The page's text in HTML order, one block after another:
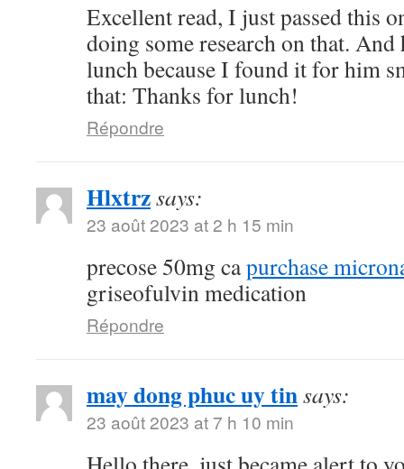
Excellent read, I just passed this
doing some research on that.
lunch because I found it for him
that: Thanks for lunch!
Répondre
Hlxtrzsays:
23 août 2023 at 2 h 15 min
precose 50mg capurchase
griseofulvin medication
Répondre
may dong phuc uy tinsays:
23 août 2023 at 7 h 10 min